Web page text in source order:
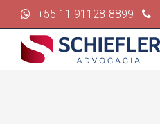
+55 11 91128-8899